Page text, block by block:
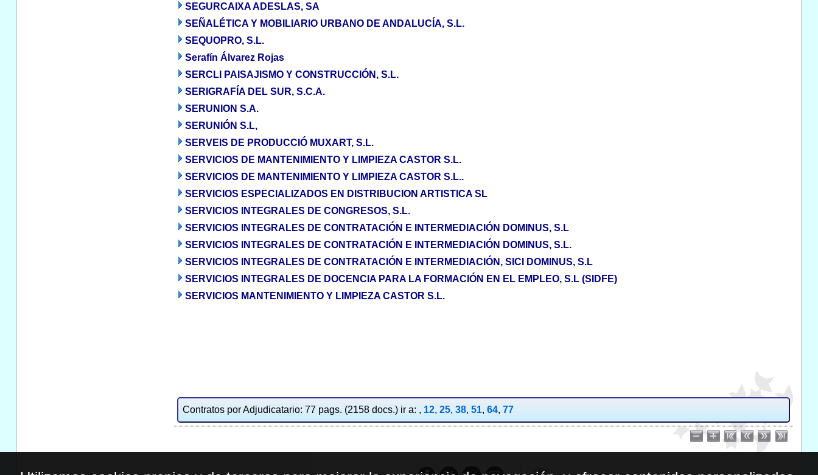
SEGURCAIXA ADESLAS, SA
SEÑALÉTICA Y MOBILIARIO URBANO DE ANDALUCÍA, S.L.
SEQUOPRO, S.L.
Serafín Álvarez Rojas
SERCLI PAISAJISMO Y CONSTRUCCIÓN, S.L.
SERIGRAFÍA DEL SUR, S.C.A.
SERUNION S.A.
SERUNIÓN S.L,
SERVEIS DE PRODUCCIÓ MUXART, S.L.
SERVICIOS DE MANTENIMIENTO Y LIMPIEZA CASTOR S.L.
SERVICIOS DE MANTENIMIENTO Y LIMPIEZA CASTOR S.L..
SERVICIOS ESPECIALIZADOS EN DISTRIBUCION ARTISTICA SL
SERVICIOS INTEGRALES DE CONGRESOS, S.L.
SERVICIOS INTEGRALES DE CONTRATACIÓN E INTERMEDIACIÓN DOMINUS, S.L
SERVICIOS INTEGRALES DE CONTRATACIÓN E INTERMEDIACIÓN DOMINUS, S.L.
SERVICIOS INTEGRALES DE CONTRATACIÓN E INTERMEDIACIÓN, SICI DOMINUS, S.L
SERVICIOS INTEGRALES DE DOCENCIA PARA LA FORMACIÓN EN EL EMPLEO, S.L (SIDFE)
SERVICIOS MANTENIMIENTO Y LIMPIEZA CASTOR S.L.
Contratos por Adjudicatario: 77 pags. (2158 docs.) ir a: , 12, 25, 38, 51, 64, 77